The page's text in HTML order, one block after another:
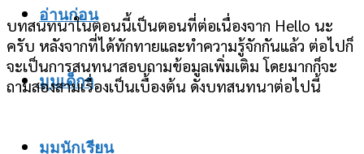
อ่านก่อน
มุมเด็กๆ
มุมนักเรียน
บทสนทนาในตอนนี้เป็นตอนที่ต่อเนื่องจาก Hello นะ
ครับ หลังจากที่ได้ทักทายและทำความรู้จักกันแล้ว ต่อไปก็
จะเป็นการสนทนาสอบถามข้อมูลเพิ่มเติม โดยมากก็จะ
ถามสองสามเรื่องเป็นเบื้องต้น ดังบทสนทนาต่อไปนี้